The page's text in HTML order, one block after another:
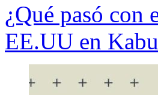
¿Qué pasó con
EE.UU en